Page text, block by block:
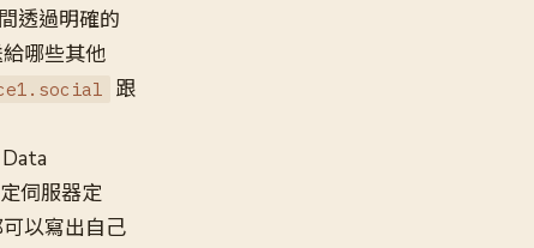
透過明確的
哪些其他
跟
伺服器定
以寫出自己